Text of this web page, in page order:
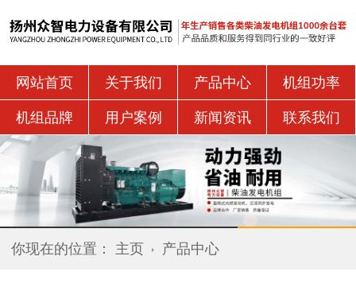
网站首页 关于我们 产品中心 机组功率
机组品牌 用户案例 新闻资讯 联系我们
你现在的位置： 主页 产品中心